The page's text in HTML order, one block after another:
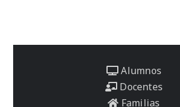
Alumnos
Docentes
Familias